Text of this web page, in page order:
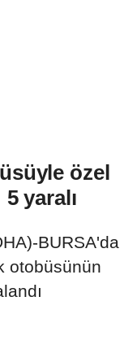
özel
yaralı
BURSA'da
otobüsünün